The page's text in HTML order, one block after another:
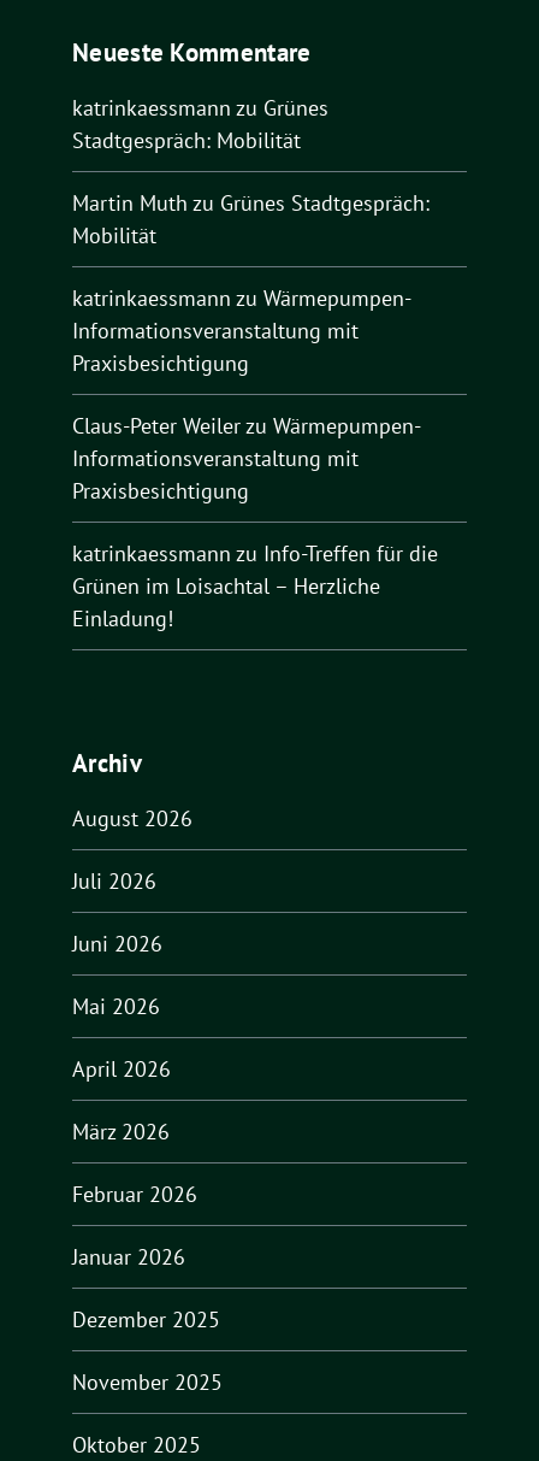
Neueste Kommentare
katrinkaessmann zu Grünes
Stadtgespräch: Mobilität
Martin Muth zu Grünes Stadtgespräch:
Mobilität
katrinkaessmann zu Wärmepumpen-
Informationsveranstaltung mit
Praxisbesichtigung
Claus-Peter Weilerzu Wärmepumpen-
Informationsveranstaltung mit
Praxisbesichtigung
katrinkaessmann zu Info-Treffen für die
Grünen im Loisachtal – Herzliche
Einladung!
Archiv
August 2026
Juli 2026
Juni 2026
Mai 2026
April 2026
März 2026
Februar 2026
Januar 2026
Dezember 2025
November 2025
Oktober 2025